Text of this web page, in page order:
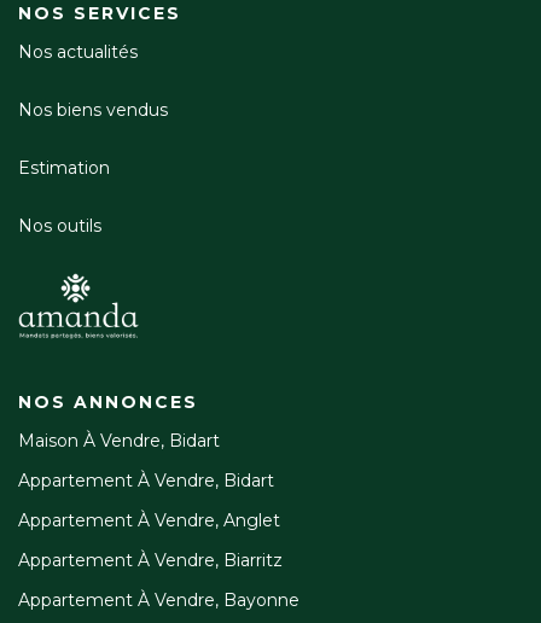
NOS SERVICES
Nos actualités
Nos biens vendus
Estimation
Nos outils
NOS ANNONCES
Maison À Vendre, Bidart
Appartement À Vendre, Bidart
Appartement À Vendre, Anglet
Appartement À Vendre, Biarritz
Appartement À Vendre, Bayonne